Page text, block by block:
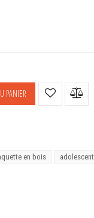
PANIER
en bois
adolescent